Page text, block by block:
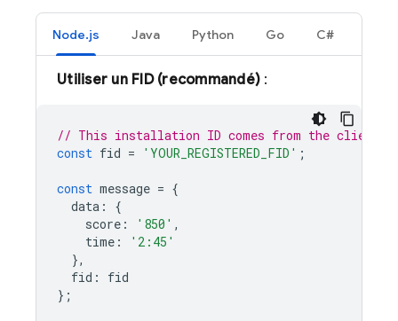
Node.js Java Python Go C#
Utiliser un FID (recommandé) :
// This installation ID comes from the client
const fid = 'YOUR_REGISTERED_FID' ;
const message = {
data :
{
score : '850' ,
time :
'2:45'
},
fid :
fid
};